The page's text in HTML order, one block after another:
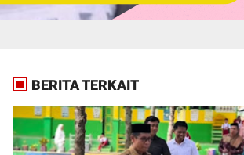
BERITA TERKAIT